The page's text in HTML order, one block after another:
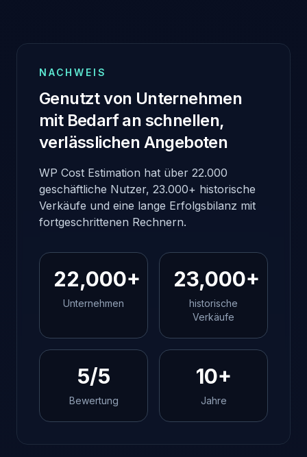
NACHWEIS
Genutzt von Unternehmen
mit Bedarf an schnellen,
verlässlichen Angeboten
WP Cost Estimation hat über 22.000
geschäftliche Nutzer, 23.000+ historische
Verkäufe und eine lange Erfolgsbilanz mit
fortgeschrittenen Rechnern.
22,000+
Unternehmen
23,000+
historische
Verkäufe
5/5
Bewertung
10+
Jahre